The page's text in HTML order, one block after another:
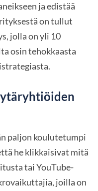
ja edistää
on tullut
jolla on yli 10
osin tehokkaasta
paljon koulutetumpi
he klikkaisivat mitä
tai YouTube-
joilla on